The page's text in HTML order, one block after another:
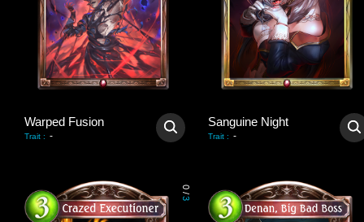
Warped Fusion
Trait : -
Sanguine Night
Trait : -
0
/
3